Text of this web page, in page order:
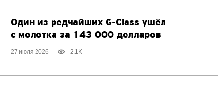
Один из редчайшихG-Class ушёл
с молотка за 143 000 долларов
27 июля 2026 2.1K